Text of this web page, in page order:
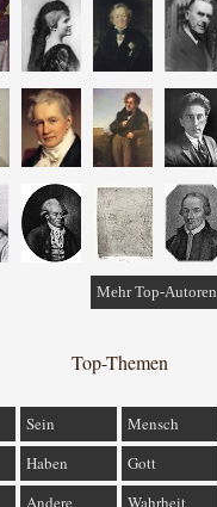
Mehr Top-Autoren
Top-Themen
Sein Mensch
Haben Gott
Andere Wahrheit